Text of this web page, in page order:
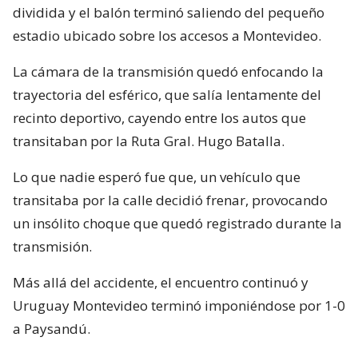
dividida y el balón terminó saliendo del pequeño
estadio ubicado sobre los accesos a Montevideo.
La cámara de la transmisión quedó enfocando la
trayectoria del esférico, que salía lentamente del
recinto deportivo, cayendo entre los autos que
transitaban por la Ruta Gral. Hugo Batalla.
Lo que nadie esperó fue que, un vehículo que
transitaba por la calle decidió frenar, provocando
un insólito choque que quedó registrado durante la
transmisión.
Más allá del accidente, el encuentro continuó y
Uruguay Montevideo terminó imponiéndose por 1-0
a Paysandú.